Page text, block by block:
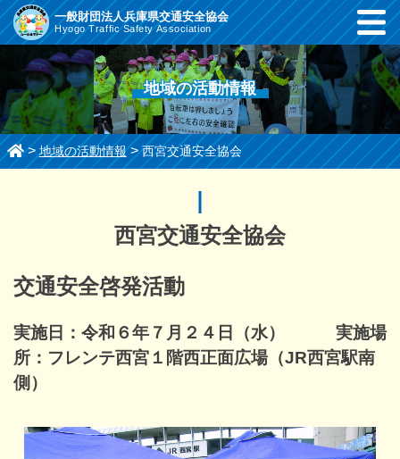
コ
ン
ツ
ま
で
ス
一般財団法人兵庫県交通安全協会
Hyogo Traffic Safety Association
地域の活動情報
>地域の活動情報>西宮交通安全協会
西宮交通安全協会
交通安全啓発活動
実施日：令和６年７月２４日（水） 実施場
所：フレンテ西宮１階西正面広場（JR西宮駅南
側）